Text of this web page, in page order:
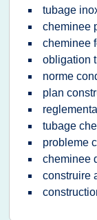
tubage
cheminee
cheminee
obligation
norme
plan
tubage
probleme
cheminee
construire